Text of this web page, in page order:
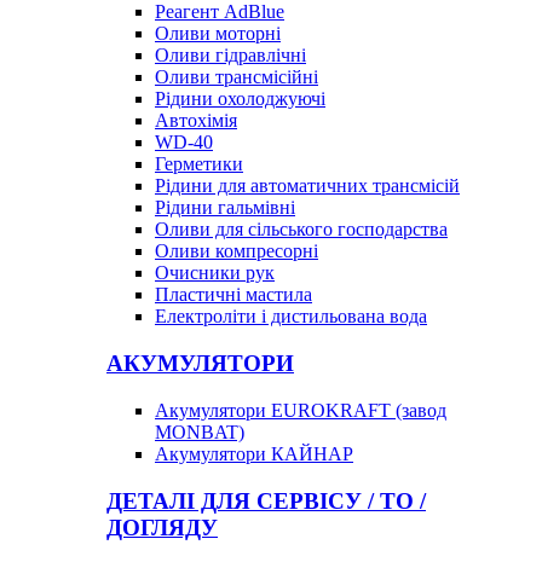
Реагент AdBlue
Оливи моторні
Оливи гідравлічні
Оливи трансмісійні
Рідини охолоджуючі
Автохімія
WD-40
Герметики
Рідини для автоматичних трансмісій
Рідини гальмівні
Оливи для сільського господарства
Оливи компресорні
Очисники рук
Пластичні мастила
Електроліти і дистильована вода
АКУМУЛЯТОРИ
Акумулятори EUROKRAFT (завод
MONBAT)
Акумулятори КАЙНАР
ДЕТАЛІ ДЛЯ СЕРВІСУ / ТО /
ДОГЛЯДУ